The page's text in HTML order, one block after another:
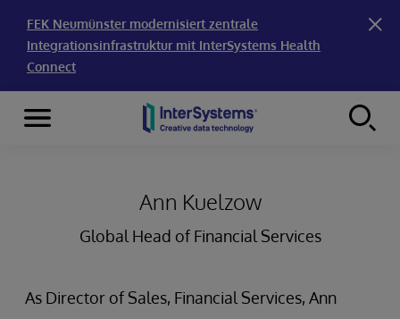
FEK Neumünster modernisiert zentrale
Integrationsinfrastruktur mit InterSystems Health
Connect
Skip to content
Menu
Ann Kuelzow
Global Head of Financial Services
As Director of Sales, Financial Services, Ann